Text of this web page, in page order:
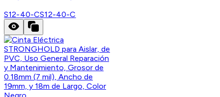
S12-40-CS12-40-C